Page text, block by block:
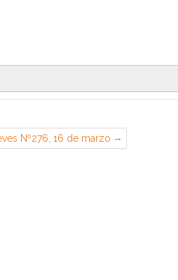
Nº276, 16 de marzo
Sindical de CGT